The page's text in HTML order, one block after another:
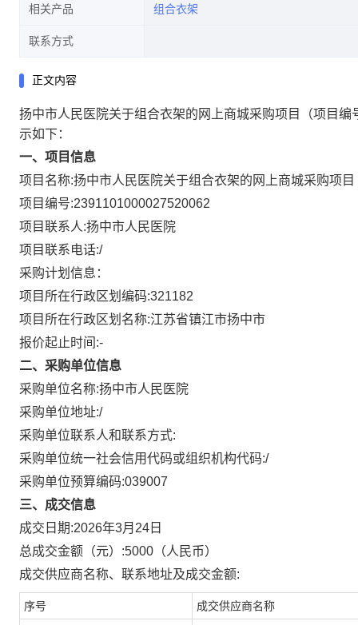
相关产品 组合衣架
联系方式
正文内容
扬中市人民医院关于组合衣架的网上商城采购项目
（项目编
示如下：
一、项目信息
项目名称:扬中市人民医院关于组合衣架的网上商城采购项目
项目编号:2391101000027520062
项目联系人:扬中市人民医院
项目联系电话:/
采购计划信息：
项目所在行政区划编码:321182
项目所在行政区划名称:江苏省镇江市扬中市
报价起止时间:-
二、采购单位信息
采购单位名称:扬中市人民医院
采购单位地址:/
采购单位联系人和联系方式:
采购单位统一社会信用代码或组织机构代码:/
采购单位预算编码:039007
三、成交信息
成交日期:2026年3月24日
总成交金额（元）:5000 （人民币）
成交供应商名称、联系地址及成交金额:
序号 成交供应商名称